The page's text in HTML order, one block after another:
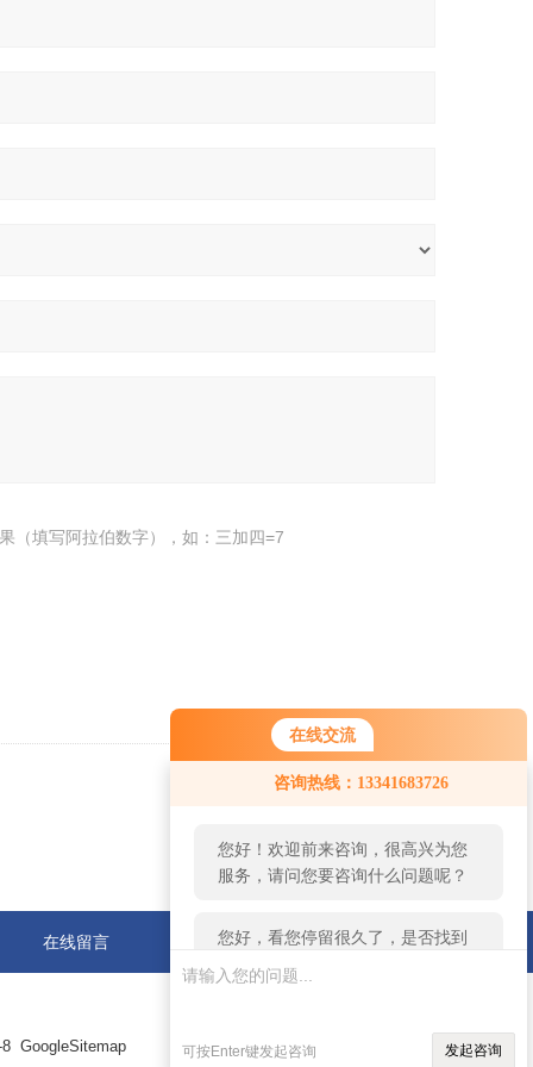
在线交流
咨询热线：13341683726
您好！欢迎前来咨询，很高兴为您
服务，请问您要咨询什么问题呢？
您好，看您停留很久了，是否找到
了需求产品，您可以直接在线与我
可按Enter键发起咨询 发起咨询
（填写阿拉伯数字），如：三加四=7
返回
在线留言 联系我们
GoogleSitemap